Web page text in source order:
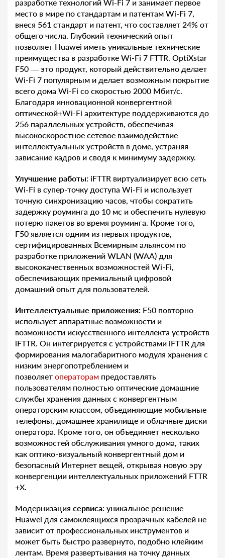
разработке технологий Wi-Fi 7 и занимает первое
место в мире по стандартам и патентам Wi-Fi 7,
внеся 561 стандарт и патент, что составляет 24% от
общего числа. Глубокий технический опыт
позволяет Huawei иметь уникальные технические
преимущества в разработке Wi-Fi 7 FTTR. OptiXstar
F50 — это продукт, который действительно делает
Wi-Fi 7 популярным и делает возможным покрытие
всего дома Wi-Fi со скоростью 2000 Мбит/с.
Благодаря инновационной конвергентной
оптической+Wi-Fi архитектуре поддерживаются до
256 параллельных устройств, обеспечивая
высокоскоростное сетевое взаимодействие
интеллектуальных устройств в доме, устраняя
зависание кадров и сводя к минимуму задержку.
Улучшение работы: iFTTR виртуализирует всю сеть
Wi-Fi в супер-точку доступа Wi-Fi и использует
точную синхронизацию часов, чтобы сократить
задержку роуминга до 10 мс и обеспечить нулевую
потерю пакетов во время роуминга. Кроме того,
F50 является одним из первых продуктов,
сертифицированных Всемирным альянсом по
разработке приложений WLAN (WAA) для
высококачественных возможностей Wi-Fi,
обеспечивающих премиальный цифровой
домашний опыт для пользователей.
Интеллектуальные приложения: F50 повторно
использует аппаратные возможности и
возможности искусственного интеллекта устройств
iFTTR. Он интегрируется с устройствами iFTTR для
формирования малогабаритного модуля хранения с
низким энергопотреблением и
позволяет операторам предоставлять
пользователям полностью оптические домашние
службы хранения данных с конвергентным
операторским классом, объединяющие мобильные
телефоны, домашнее хранилище и облачные диски
оператора. Кроме того, он объединяет несколько
возможностей обслуживания умного дома, таких
как оптико-визуальный конвергентный дом и
безопасный Интернет вещей, открывая новую эру
конвергенции интеллектуальных приложений FTTR
+X.
Модернизация сервиса: уникальное решение
Huawei для самоклеящихся прозрачных кабелей не
зависит от профессиональных инструментов и
может быть быстро развернуто, подобно клейким
лентам. Время развертывания на точку данных